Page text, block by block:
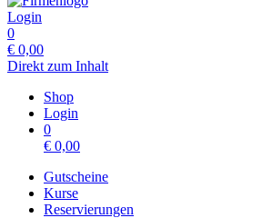
Login
0
€ 0,00
Direkt zum Inhalt
Shop
Login
0
€ 0,00
Gutscheine
Kurse
Reservierungen